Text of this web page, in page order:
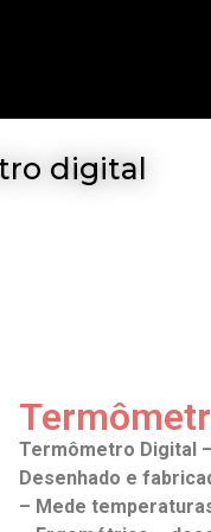
digital
Termômetro Digital
Desenhado e
– Mede